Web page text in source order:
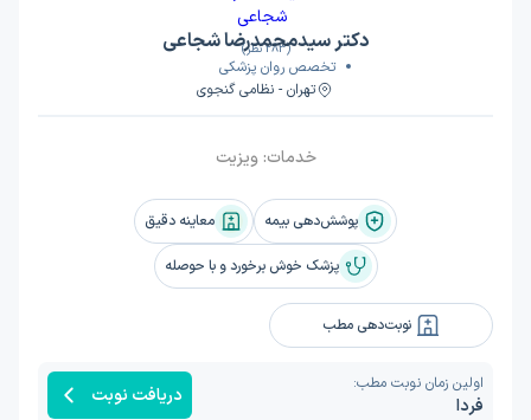
(283 نظر)
دکتر سیدمحمدرضا شجاعی
تخصص روان پزشکی
تهران - نظامی گنجوی
خدمات:ویزیت
پوشش‌دهی بیمه معاینه دقیق
پزشک خوش برخورد و با حوصله
نوبت‌دهی مطب
اولین زمان نوبت مطب:
فردا دریافت نوبت